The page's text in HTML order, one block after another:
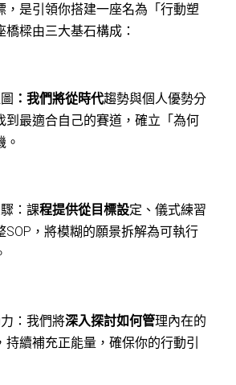
，是引領你搭建一座名為「行動塑
樑由三大基石構成：
：我們將從時代趨勢與個人優勢分
到最適合自己的賽道，確立「為何
。
：課程提供從目標設定、儀式練習
SOP，將模糊的願景拆解為可執行
：我們將深入探討如何管理內在的
持續補充正能量，確保你的行動引